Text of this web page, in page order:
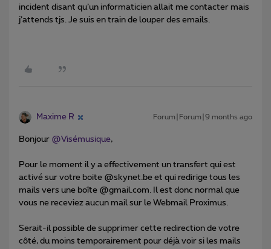
incident disant qu’un informaticien allait me contacter mais
j’attends tjs. Je suis en train de louper des emails.
Maxime R Forum|Forum|9 months ago
Bonjour ​ @Visémusique,
Pour le moment il y a effectivement un transfert qui est
activé sur votre boite @skynet.be et qui redirige tous les
mails vers une boîte @gmail.com. Il est donc normal que
vous ne receviez aucun mail sur le Webmail Proximus.
Serait-il possible de supprimer cette redirection de votre
côté, du moins temporairement pour déjà voir si les mails